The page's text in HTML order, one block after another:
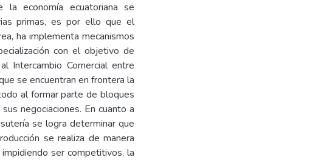
economía ecuatoriana se
primas, es por ello que el
ha implementa mecanismos
con el objetivo de
Intercambio Comercial entre
se encuentran en frontera la
al formar parte de bloques
negociaciones. En cuanto a
se logra determinar que
se realiza de manera
ser competitivos, la